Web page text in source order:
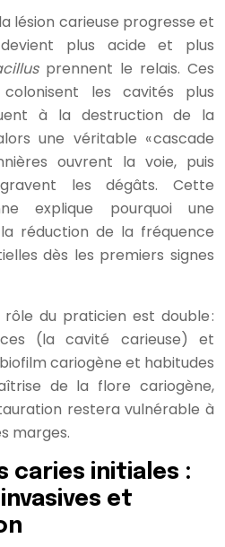
lésion carieuse progresse et
devient plus acide et plus
prennent le relais. Ces
les cavités plus
à la destruction de la
une véritable « cascade
ouvrent la voie, puis
les dégâts. Cette
explique pourquoi une
réduction de la fréquence
dès les premiers signes
du praticien est double :
(la cavité carieuse) et
cariogène et habitudes
de la flore cariogène,
restera vulnérable à
marges.
caries initiales :
et